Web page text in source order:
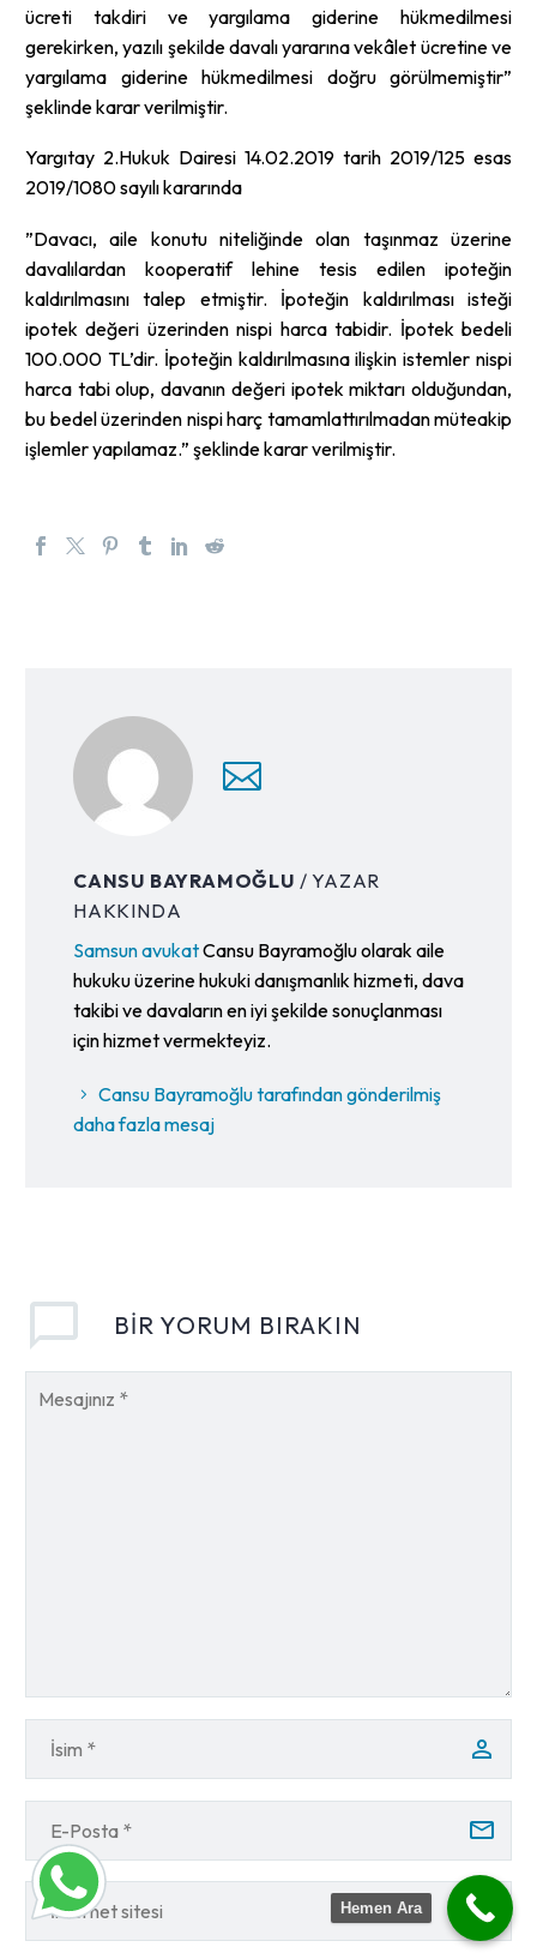
ücreti takdiri ve yargılama giderine hükmedilmesi
gerekirken, yazılı şekilde davalı yararına vekâlet ücretine ve
yargılama giderine hükmedilmesi doğru görülmemiştir”
şeklinde karar verilmiştir.
Yargıtay 2.Hukuk Dairesi 14.02.2019 tarih 2019/125 esas
2019/1080 sayılı kararında
”Davacı, aile konutu niteliğinde olan taşınmaz üzerine
davalılardan kooperatif lehine tesis edilen ipoteğin
kaldırılmasını talep etmiştir. İpoteğin kaldırılması isteği
ipotek değeri üzerinden nispi harca tabidir. İpotek bedeli
100.000 TL’dir. İpoteğin kaldırılmasına ilişkin istemler nispi
harca tabi olup, davanın değeri ipotek miktarı olduğundan,
bu bedel üzerinden nispi harç tamamlattırılmadan müteakip
işlemler yapılamaz.” şeklinde karar verilmiştir.
CANSU BAYRAMOĞLU / YAZAR
HAKKINDA
Samsun avukatCansu Bayramoğlu olarak aile
hukuku üzerine hukuki danışmanlık hizmeti, dava
takibi ve davaların en iyi şekilde sonuçlanması
için hizmet vermekteyiz.
Cansu Bayramoğlu tarafından gönderilmiş
daha fazla mesaj
BIR YORUM BIRAKIN
Hemen Ara